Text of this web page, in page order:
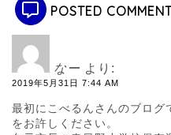
POSTED
なー より:
2019年5月31日 7:44 AM
最初にこべるんさんのブログ
をお許しください。